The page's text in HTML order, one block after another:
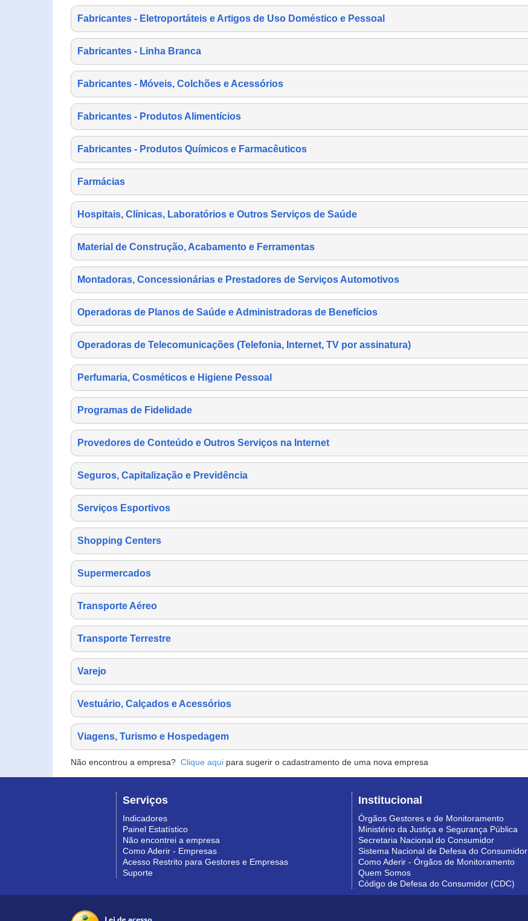
Fabricantes - Eletroportáteis e Artigos de Uso Doméstico e Pessoal
Fabricantes - Linha Branca
Fabricantes - Móveis, Colchões e Acessórios
Fabricantes - Produtos Alimentícios
Fabricantes - Produtos Químicos e Farmacêuticos
Farmácias
Hospitais, Clínicas, Laboratórios e Outros Serviços de Saúde
Material de Construção, Acabamento e Ferramentas
Montadoras, Concessionárias e Prestadores de Serviços Automotivos
Operadoras de Planos de Saúde e Administradoras de Benefícios
Operadoras de Telecomunicações (Telefonia, Internet, TV por assinatura)
Perfumaria, Cosméticos e Higiene Pessoal
Programas de Fidelidade
Provedores de Conteúdo e Outros Serviços na Internet
Seguros, Capitalização e Previdência
Serviços Esportivos
Shopping Centers
Supermercados
Transporte Aéreo
Transporte Terrestre
Varejo
Vestuário, Calçados e Acessórios
Viagens, Turismo e Hospedagem
Não encontrou a empresa? Clique aqui para sugerir o cadastramento de uma nova empresa
Serviços
Indicadores
Painel Estatístico
Não encontrei a empresa
Como Aderir - Empresas
Acesso Restrito para Gestores e Empresas
Suporte
Institucional
Órgãos Gestores e de Monitoramento
Ministério da Justiça e Segurança Pública
Secretaria Nacional do Consumidor
Sistema Nacional de Defesa do Consumidor
Como Aderir - Órgãos de Monitoramento
Quem Somos
Código de Defesa do Consumidor (CDC)